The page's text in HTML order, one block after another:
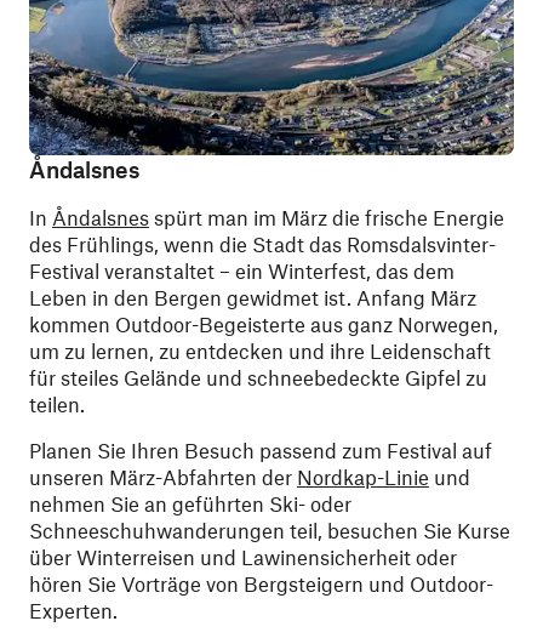
Åndalsnes
In Åndalsnes spürt man im März die frische Energie
des Frühlings, wenn die Stadt das Romsdalsvinter-
Festival veranstaltet – ein Winterfest, das dem
Leben in den Bergen gewidmet ist. Anfang März
kommen Outdoor-Begeisterte aus ganz Norwegen,
um zu lernen, zu entdecken und ihre Leidenschaft
für steiles Gelände und schneebedeckte Gipfel zu
teilen.
Planen Sie Ihren Besuch passend zum Festival auf
unseren März-Abfahrten der Nordkap-Linie und
nehmen Sie an geführten Ski- oder
Schneeschuhwanderungen teil, besuchen Sie Kurse
über Winterreisen und Lawinensicherheit oder
hören Sie Vorträge von Bergsteigern und Outdoor-
Experten.